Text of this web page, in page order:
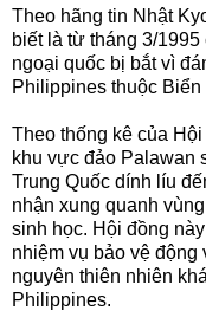
Theo hãng tin Nhật
biết là từ tháng 3/
ngoại quốc bị bắt vì
Philippines thuộc
Theo thống kê của
khu vực đảo Palawan
Trung Quốc dính líu
nhận xung quanh
sinh học. Hội đồng
nhiệm vụ bảo vệ động
nguyên thiên nhiên
Philippines.